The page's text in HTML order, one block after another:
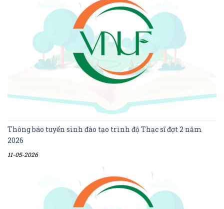
Thông báo tuyển sinh đào tạo trình độ Thạc sĩ đợt 2 năm
2026
11-05-2026